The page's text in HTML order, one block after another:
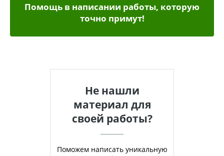
Помощь в написании работы, которую
точно примут!
Не нашли
материал для
своей работы?
Поможем написать уникальную